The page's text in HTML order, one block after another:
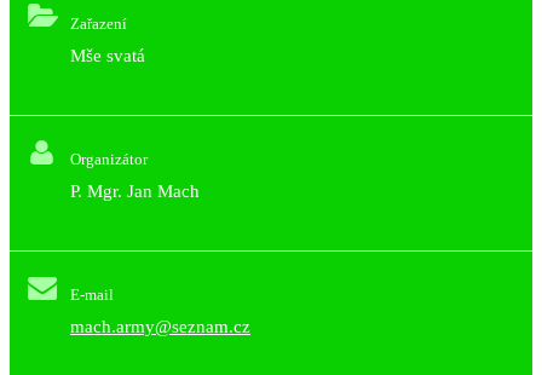
Zařazení
Mše svatá
Organizátor
P. Mgr. Jan Mach
E-mail
mach.army@seznam.cz